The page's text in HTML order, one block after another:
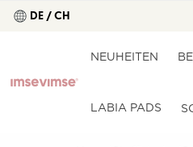
DE / CH
NEUHEITEN
LABIA PADS